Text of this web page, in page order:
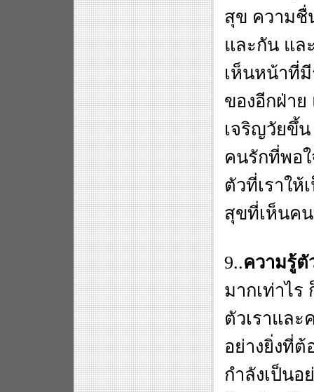
สุข ความชื่
และกัน แล
เห็นหน้าที่
ของอีกฝ่าย
เจริญวัยขึ้
คนรักที่พอ
ตัวที่เราใ
สุขที่เห็นคน
9..ความรู้ตั
มากเท่าไร
ตัวเราแล
อย่างยิ่งที่ต้
กำลังเป็นอ